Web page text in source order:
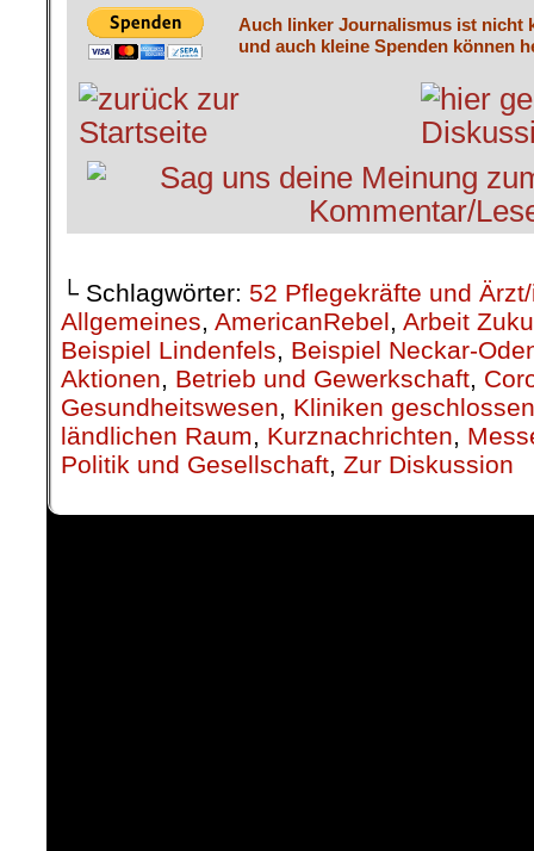
Auch linker Journalismus ist nicht
und auch kleine Spenden können
└ Schlagwörter: 52 Pflegekräfte und
Allgemeines, AmericanRebel, Arbeit
Beispiel Lindenfels, Beispiel Neckar-
Aktionen, Betrieb und Gewerkschaft,
Gesundheitswesen, Kliniken geschlossen
ländlichen Raum, Kurznachrichten,
Politik und Gesellschaft, Zur Diskussion